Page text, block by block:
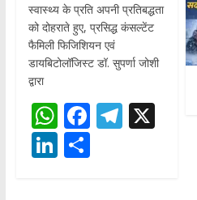
स्वास्थ्य के प्रति अपनी प्रतिबद्धता
को दोहराते हुए, प्रसिद्ध कंसल्टेंट
फैमिली फिजिशियन एवं
डायबिटोलॉजिस्ट डॉ. सुपर्णा जोशी
द्वारा
W
h
at
F
ac
e
T X
Li S